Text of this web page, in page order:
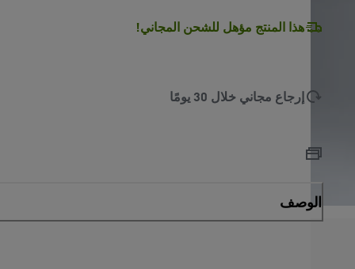
هذا المنتج مؤهل للشحن المجاني!
إرجاع مجاني خلال 30 يومًا
الوصف